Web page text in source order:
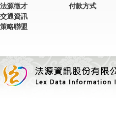
法源徵才
交通資訊
策略聯盟
付款方式